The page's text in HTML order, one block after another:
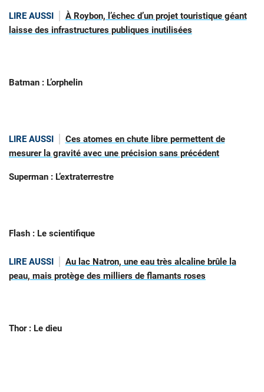
LIRE AUSSI
À Roybon, l’échec d’un projet touristique géant
laisse des infrastructures publiques inutilisées
Batman : L’orphelin
LIRE AUSSI
Ces atomes en chute libre permettent de
mesurer la gravité avec une précision sans précédent
Superman : L’extraterrestre
Flash : Le scientifique
LIRE AUSSI
Au lac Natron, une eau très alcaline brûle la
peau, mais protège des milliers de flamants roses
Thor : Le dieu